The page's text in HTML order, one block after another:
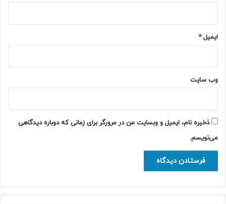
ایمیل*
وب‌ سایت
ذخیره نام، ایمیل و وبسایت من در مرورگر برای زمانی که دوباره دیدگاهی
می‌نویسم.